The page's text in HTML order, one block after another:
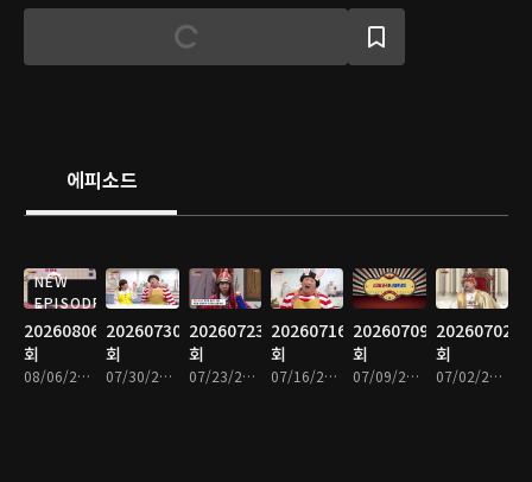
에피소드
NEW
EPISODE
20260806
회
08/06/2026 • 15분
20260730
회
07/30/2026 • 14분
20260723
회
07/23/2026 • 14분
20260716
회
07/16/2026 • 14분
20260709
회
07/09/2026 • 14분
20260702
회
07/02/2026 • 14분